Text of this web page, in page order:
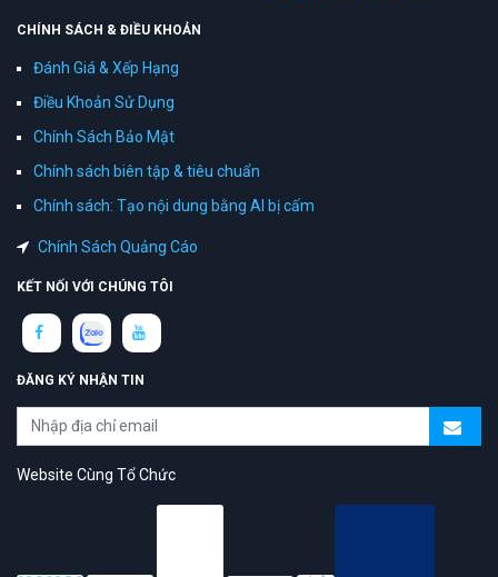
CHÍNH SÁCH & ĐIỀU KHOẢN
Đánh Giá & Xếp Hạng
Điều Khoản Sử Dụng
Chính Sách Bảo Mật
Chính sách biên tập & tiêu chuẩn
Chính sách: Tạo nội dung bằng AI bị cấm
Chính Sách Quảng Cáo
KẾT NỐI VỚI CHÚNG TÔI
ĐĂNG KÝ NHẬN TIN
Website Cùng Tổ Chức
topAZ Review vinh dự được người dùng bình chọn là nền tảng có